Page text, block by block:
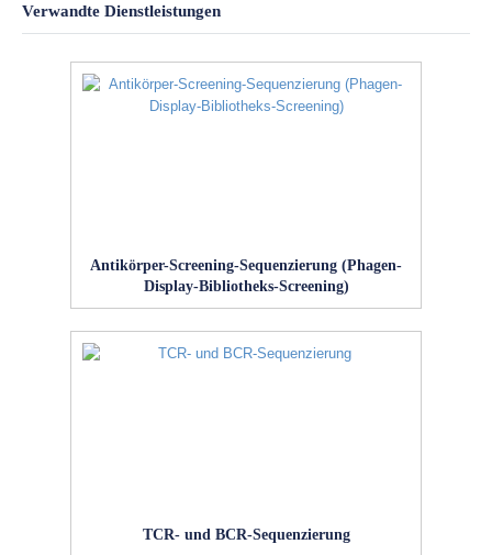
Verwandte Dienstleistungen
Antikörper-Screening-Sequenzierung (Phagen-
Display-Bibliotheks-Screening)
TCR- und BCR-Sequenzierung